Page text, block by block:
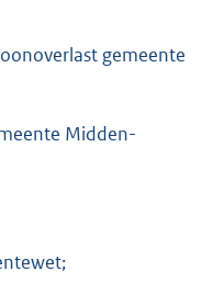
gemeente
Midden-